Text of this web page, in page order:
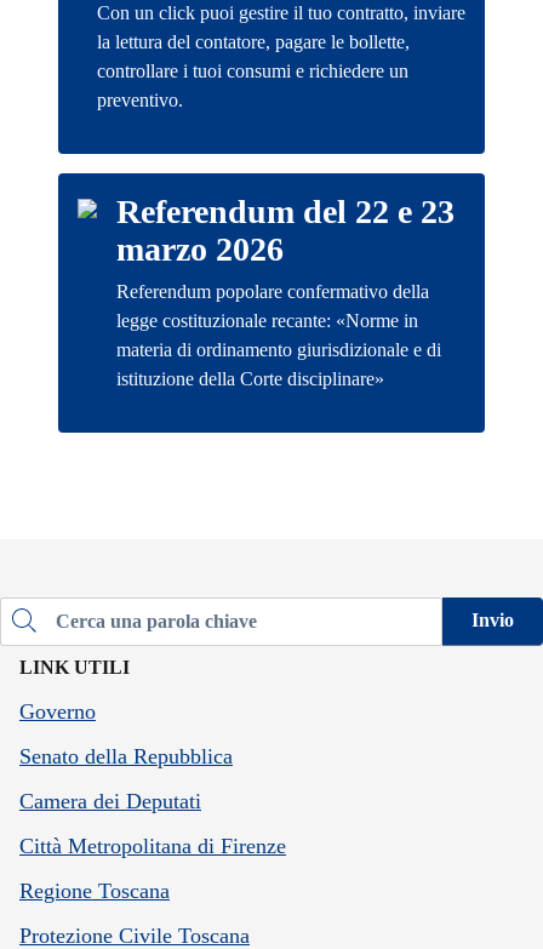
Con un click puoi gestire il tuo contratto, inviare
la lettura del contatore, pagare le bollette,
controllare i tuoi consumi e richiedere un
preventivo.
Referendum del 22 e 23
marzo 2026
Referendum popolare confermativo della
legge costituzionale recante: «Norme in
materia di ordinamento giurisdizionale e di
istituzione della Corte disciplinare»
Cerca una parola chiave
Invio
LINK UTILI
Governo
Senato della Repubblica
Camera dei Deputati
Città Metropolitana di Firenze
Regione Toscana
Protezione Civile Toscana